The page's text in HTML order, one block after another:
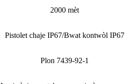
2000 mèt
Pistolet chaje IP67/Bwat kontwòl IP67
Plon 7439-92-1